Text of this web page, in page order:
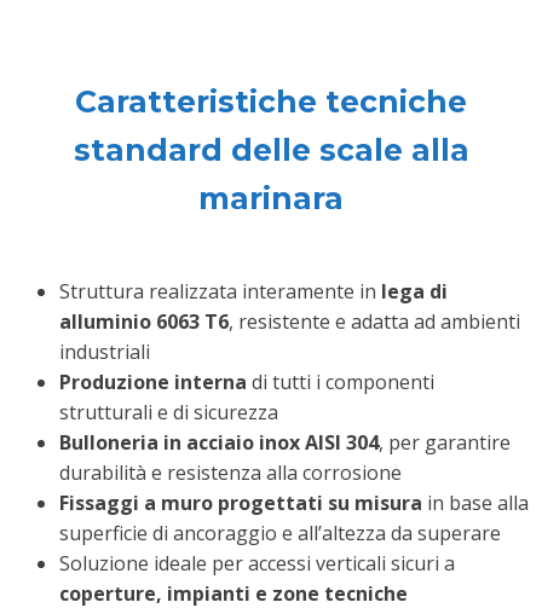
Caratteristiche tecniche
standard delle scale alla
marinara
Struttura realizzata interamente in lega di
alluminio 6063 T6, resistente e adatta ad ambienti
industriali
Produzione interna di tutti i componenti
strutturali e di sicurezza
Bulloneria in acciaio inox AISI 304, per garantire
durabilità e resistenza alla corrosione
Fissaggi a muro progettati su misura in base alla
superficie di ancoraggio e all’altezza da superare
Soluzione ideale per accessi verticali sicuri a
coperture, impianti e zone tecniche